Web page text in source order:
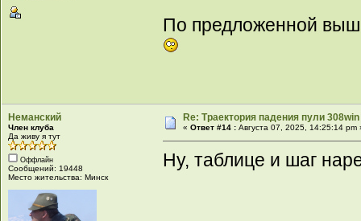
По предложенной
Неманский
Член клуба
Да живу я тут
Оффлайн
Сообщений: 19448
Место жительства: Минск
Re: Траектория падения пули
«Ответ #14 : Августа 07, 2025, 14:25:14 pm
Ну, таблице и шаг